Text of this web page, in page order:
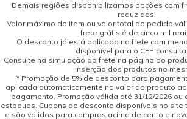
Demais regiões disponibilizamos opções com
reduzidos.
Valor máximo do item ou valor total do pedido
frete grátis é de cinco mil
O desconto já está aplicado no frete com
disponível para o CEP
Consulte na simulação do frete na página do
inserção dos produtos no
* Promoção de 5% de desconto para
aplicada automaticamente no valor do produto
pagamento. Promoção válida até 31/12/2026 ou
estoques. Cupons de desconto disponíveis no site
e são válidos para compras acima de cento e